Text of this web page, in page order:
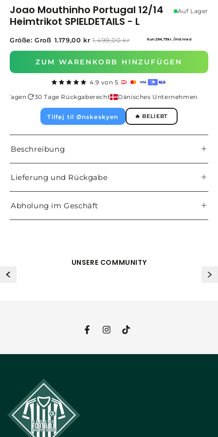
Joao Mouthinho Portugal 12/14
Heimtrikot SPIELDETAILS - L
Auf Lager
Größe: Groß 1.179,00 kr 1.499,00 kr
ZUM WARENKORB HINZUFÜGEN
4.9 von 5
Tagen
30 Tage Rückgaberecht Dänisches Unternehmen
Tilføj til Ønskeskyen 🔥 BELIEBT
Beschreibung
Lieferung und Rückgabe
Abholung im Geschäft
UNSERE COMMUNITY
FacebookInstagram
TikTok